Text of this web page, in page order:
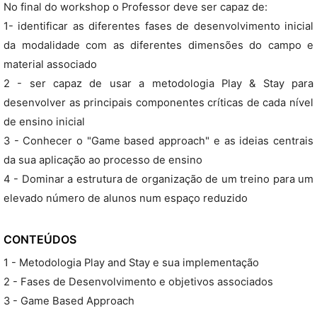
No final do workshop o Professor deve ser capaz de:
1- identificar as diferentes fases de desenvolvimento inicial
da modalidade com as diferentes dimensões do campo e
material associado
2 - ser capaz de usar a metodologia Play & Stay para
desenvolver as principais componentes críticas de cada nível
de ensino inicial
3 - Conhecer o "Game based approach" e as ideias centrais
da sua aplicação ao processo de ensino
4 - Dominar a estrutura de organização de um treino para um
elevado número de alunos num espaço reduzido
CONTEÚDOS
1 - Metodologia Play and Stay e sua implementação
2 - Fases de Desenvolvimento e objetivos associados
3 - Game Based Approach